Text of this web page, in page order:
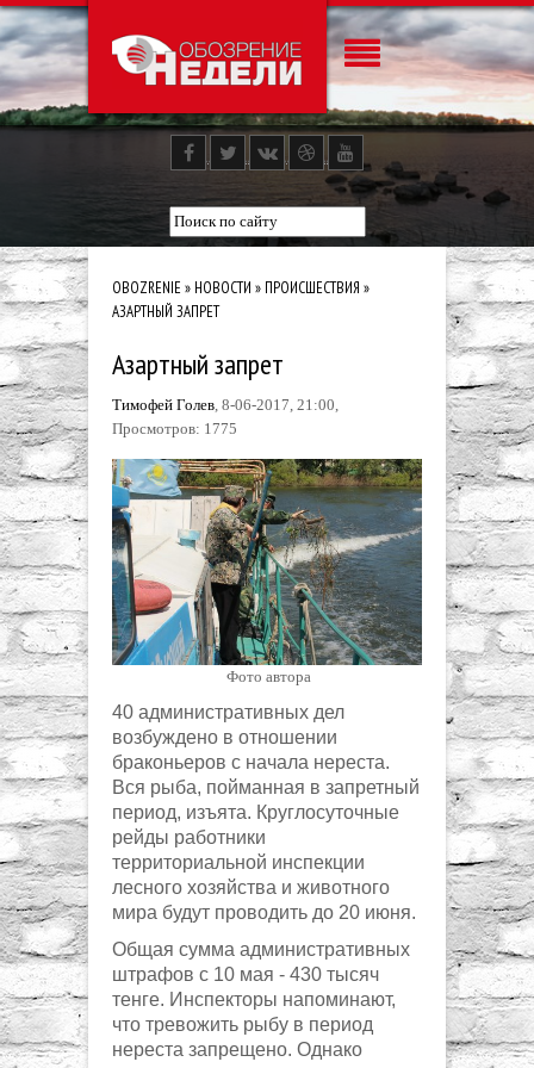
OBOZRENIE» НОВОСТИ » ПРОИСШЕСТВИЯ »
АЗАРТНЫЙ ЗАПРЕТ
Азартный запрет
Тимофей Голев, 8-06-2017, 21:00,
Просмотров: 1775
Фото автора
40 административных дел
возбуждено в отношении
браконьеров с начала нереста.
Вся рыба, пойманная в запретный
период, изъята. Круглосуточные
рейды работники
территориальной инспекции
лесного хозяйства и животного
мира будут проводить до 20 июня.
Общая сумма административных
штрафов с 10 мая - 430 тысяч
тенге. Инспекторы напоминают,
что тревожить рыбу в период
нереста запрещено. Однако